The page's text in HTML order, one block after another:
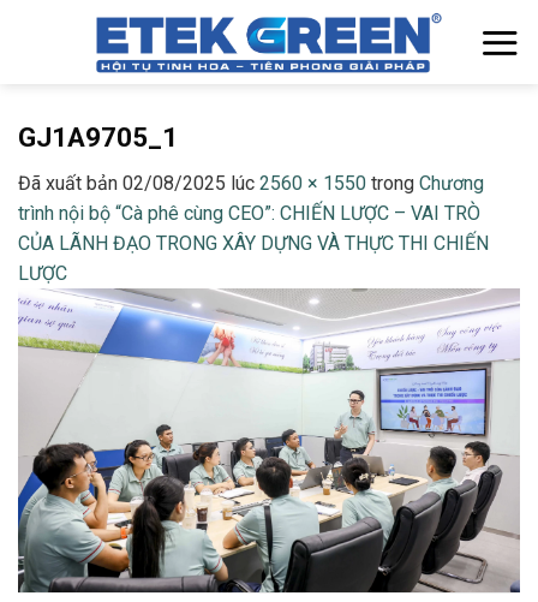
GJ1A9705_1
Đã xuất bản 02/08/2025 lúc 2560 × 1550 trong Chương
trình nội bộ “Cà phê cùng CEO”: CHIẾN LƯỢC – VAI TRÒ
CỦA LÃNH ĐẠO TRONG XÂY DỰNG VÀ THỰC THI CHIẾN
LƯỢC